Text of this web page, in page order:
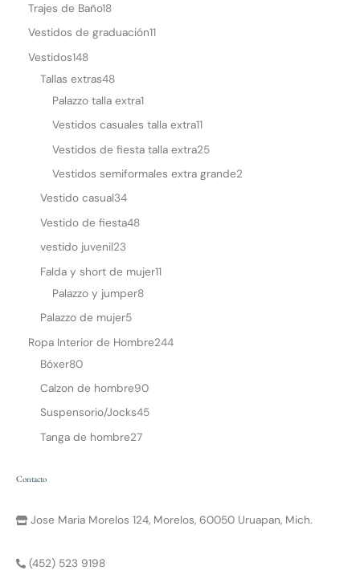
Trajes de Baño18
Vestidos de graduación11
Vestidos148
Tallas extras48
Palazzo talla extra1
Vestidos casuales talla extra11
Vestidos de fiesta talla extra25
Vestidos semiformales extra grande2
Vestido casual34
Vestido de fiesta48
vestido juvenil23
Falda y short de mujer11
Palazzo y jumper8
Palazzo de mujer5
Ropa Interior de Hombre244
Bóxer80
Calzon de hombre90
Suspensorio/Jocks45
Tanga de hombre27
Contacto
Jose Maria Morelos 124, Morelos, 60050 Uruapan, Mich.
(452) 523 9198